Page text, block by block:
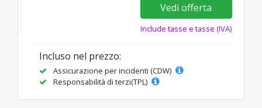
Vedi offerta
Include tasse e tasse (IVA)
Incluso nel prezzo:
Assicurazione per incidenti (CDW)
Responsabilità di terzi(TPL)